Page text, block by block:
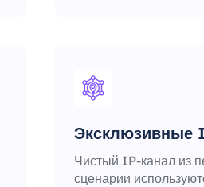
Эксклюзивные
Чистый IP-канал из
сценарии